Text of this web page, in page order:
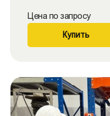
Цена по запросу
Купить